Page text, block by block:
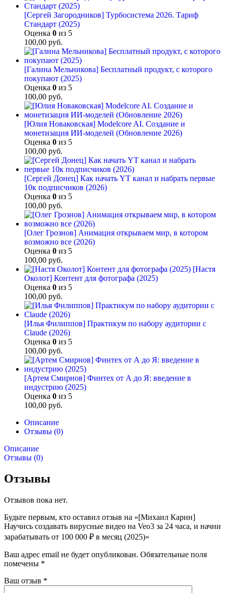
[Сергей Загородников] Турбосистема 2026. Тариф
Стандарт (2025)
Оценка 0 из 5
100,00 руб.
[Галина Мельникова] Бесплатный продукт, с которого
покупают (2025)
Оценка 0 из 5
100,00 руб.
[Юлия Новаковская] Modelcore AI. Создание и
монетизация ИИ-моделей (Обновление 2026)
Оценка 0 из 5
100,00 руб.
[Сергей Донец] Как начать YT канал и набрать первые
10к подписчиков (2026)
Оценка 0 из 5
100,00 руб.
[Олег Грознов] Анимация открываем мир, в котором
возможно все (2026)
Оценка 0 из 5
100,00 руб.
[Настя
Околот] Контент для фотографа (2025)
Оценка 0 из 5
100,00 руб.
[Илья Филиппов] Практикум по набору аудитории с
Claude (2026)
Оценка 0 из 5
100,00 руб.
[Артем Смирнов] Финтех от А до Я: введение в
индустрию (2025)
Оценка 0 из 5
100,00 руб.
Описание
Отзывы (0)
Описание
Отзывы (0)
Отзывы
Отзывов пока нет.
Будьте первым, кто оставил отзыв на «[Михаил Карин]
Научись создавать вирусные видео на Veo3 за 24 часа, и начни
зарабатывать от 100 000 ₽ в месяц (2025)»
Ваш адрес email не будет опубликован. Обязательные поля
помечены *
Ваш отзыв *